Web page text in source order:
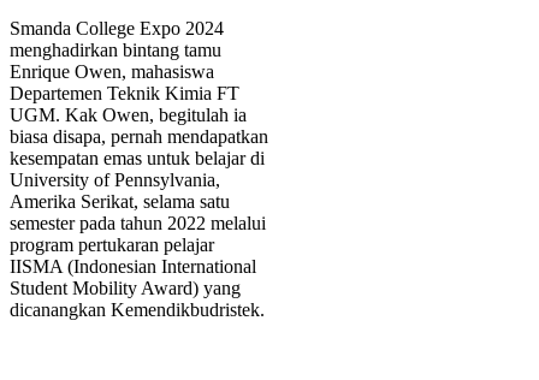
Smanda College Expo 2024
menghadirkan bintang tamu
Enrique Owen, mahasiswa
Departemen Teknik Kimia FT
UGM. Kak Owen, begitulah ia
biasa disapa, pernah mendapatkan
kesempatan emas untuk belajar di
University of Pennsylvania,
Amerika Serikat, selama satu
semester pada tahun 2022 melalui
program pertukaran pelajar
IISMA (Indonesian International
Student Mobility Award) yang
dicanangkan Kemendikbudristek.